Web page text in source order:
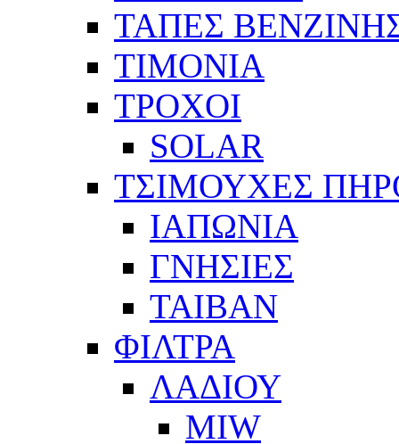
ΤΑΠΕΣ
ΤΙΜΟΝΙΑ
ΤΡΟΧΟΙ
SOLAR
ΤΣΙΜΟΥΧΕΣ
ΙΑΠΩΝΙΑ
ΓΝΗΣΙΕΣ
ΤΑΙΒΑΝ
ΦΙΛΤΡΑ
ΛΑΔΙΟΥ
MIW